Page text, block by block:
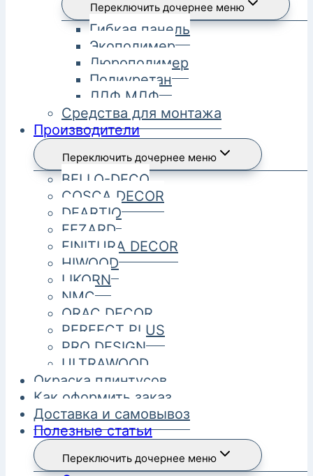
Переключить дочернее меню
Гибкая панель
Экополимер
Дюрополимер
Полиуретан
ЛДФ МДФ
Средства для монтажа
Производители
Переключить дочернее меню
BELLO-DECO
COSCA DECOR
DEARTIO
FEZARD
FINITURA DECOR
HIWOOD
LIKORN
NMC
ORAC DECOR
PERFECT PLUS
PRO DESIGN
ULTRAWOOD
Окраска плинтусов
Как оформить заказ
Доставка и самовывоз
Полезные статьи
Переключить дочернее меню